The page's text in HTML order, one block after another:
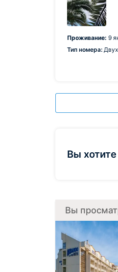
Проживание: 9
Тип номера:
Вы
Вы